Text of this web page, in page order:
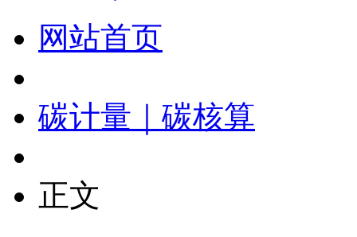
网站首页
碳计量｜碳核算
正文